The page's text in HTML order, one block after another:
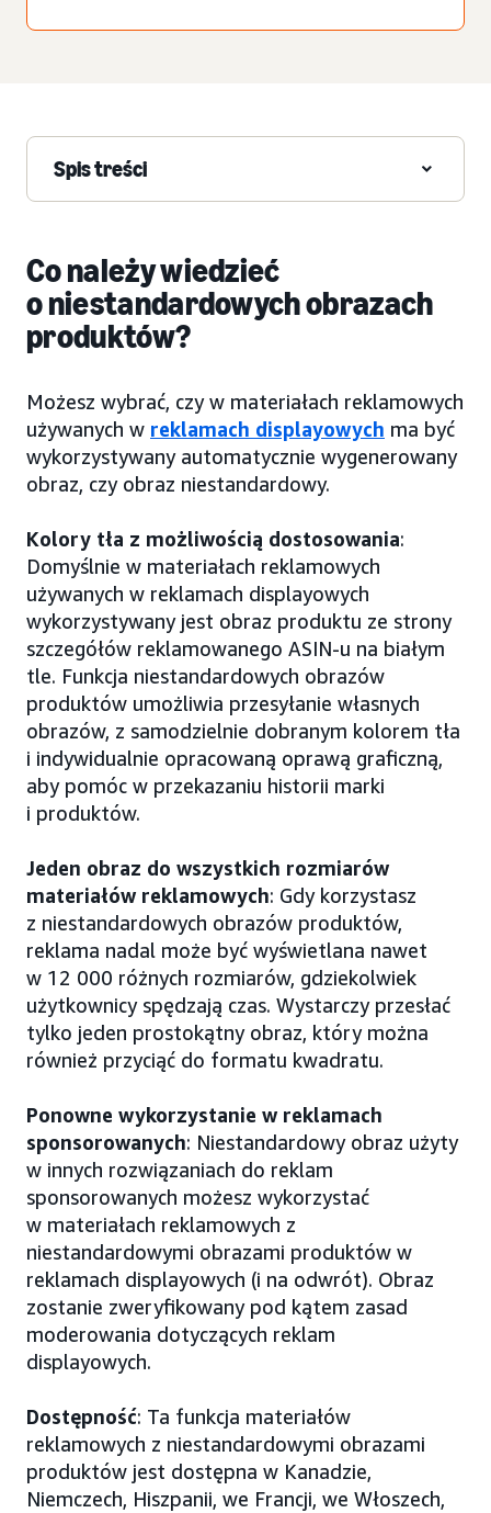
Spis treści
Co należy wiedzieć
o niestandardowych obrazach
produktów?
Możesz wybrać, czy w materiałach reklamowych
używanych w reklamach displayowych ma być
wykorzystywany automatycznie wygenerowany
obraz, czy obraz niestandardowy.
Kolory tła z możliwością dostosowania:
Domyślnie w materiałach reklamowych
używanych w reklamach displayowych
wykorzystywany jest obraz produktu ze strony
szczegółów reklamowanego ASIN-u na białym
tle. Funkcja niestandardowych obrazów
produktów umożliwia przesyłanie własnych
obrazów, z samodzielnie dobranym kolorem tła
i indywidualnie opracowaną oprawą graficzną,
aby pomóc w przekazaniu historii marki
i produktów.
Jeden obraz do wszystkich rozmiarów
materiałów reklamowych: Gdy korzystasz
z niestandardowych obrazów produktów,
reklama nadal może być wyświetlana nawet
w 12 000 różnych rozmiarów, gdziekolwiek
użytkownicy spędzają czas. Wystarczy przesłać
tylko jeden prostokątny obraz, który można
również przyciąć do formatu kwadratu.
Ponowne wykorzystanie w reklamach
sponsorowanych: Niestandardowy obraz użyty
w innych rozwiązaniach do reklam
sponsorowanych możesz wykorzystać
w materiałach reklamowych z
niestandardowymi obrazami produktów w
reklamach displayowych (i na odwrót). Obraz
zostanie zweryfikowany pod kątem zasad
moderowania dotyczących reklam
displayowych.
Dostępność: Ta funkcja materiałów
reklamowych z niestandardowymi obrazami
produktów jest dostępna w Kanadzie,
Niemczech, Hiszpanii, we Francji, we Włoszech,